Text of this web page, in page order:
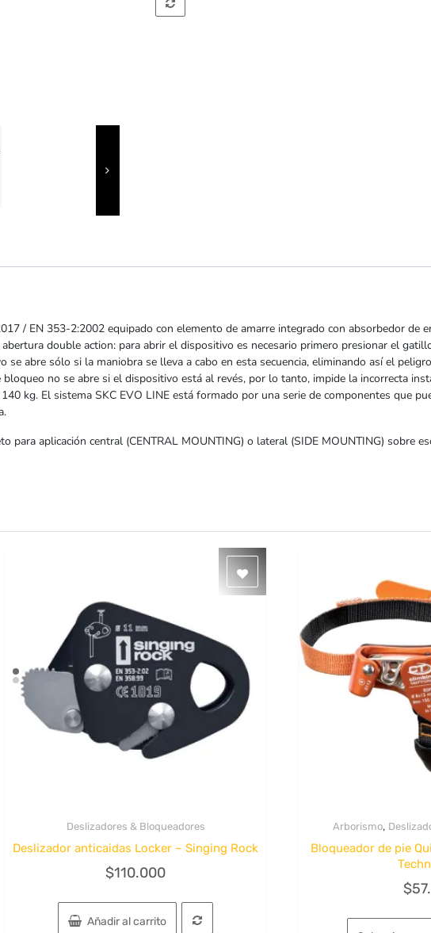
Climbing
/ EN 353-2:2002 equipado con elemento de amarre integrado con absorbedor de
double action: para abrir el dispositivo es necesario primero presionar el
se abre sólo si la maniobra se lleva a cabo en esta secuencia, eliminando así el
no se abre si el dispositivo está al revés, por lo tanto, impide la incorrecta
kg. El sistema SKC EVO LINE está formado por una serie de componentes que
para aplicación central (CENTRAL MOUNTING) o lateral (SIDE MOUNTING) sobre
Deslizadores & Bloqueadores
Deslizador anticaidas Locker – Singing Rock
$110.000
Añadir al carrito
Arborismo,
Bloqueador de pie
$